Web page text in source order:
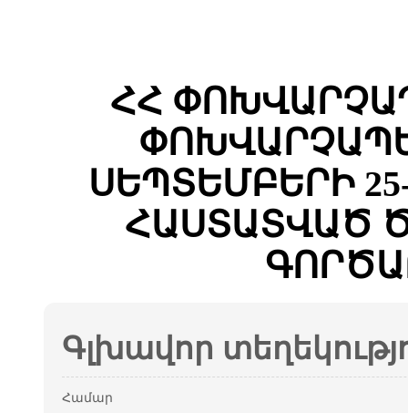
ՀՀ
ՍԵՊՏԵՄԲԵՐԻ
ՀԱՍՏԱՏՎԱԾ
Գլխավոր
Համար